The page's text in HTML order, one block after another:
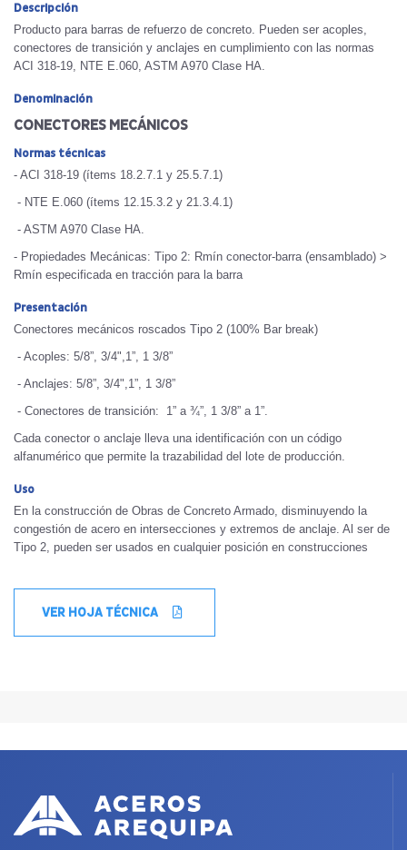
Descripción
Producto para barras de refuerzo de concreto. Pueden ser acoples,
conectores de transición y anclajes en cumplimiento con las normas
ACI 318-19, NTE E.060, ASTM A970 Clase HA.
Denominación
CONECTORES MECÁNICOS
Normas técnicas
- ACI 318-19 (ítems 18.2.7.1 y 25.5.7.1)
- NTE E.060 (ítems 12.15.3.2 y 21.3.4.1)
- ASTM A970 Clase HA.
- Propiedades Mecánicas: Tipo 2: Rmín conector-barra (ensamblado) >
Rmín especificada en tracción para la barra
Presentación
Conectores mecánicos roscados Tipo 2 (100% Bar break)
- Acoples: 5/8”, 3/4",1”, 1 3/8”
- Anclajes: 5/8”, 3/4",1”, 1 3/8”
- Conectores de transición: 1” a ¾”, 1 3/8” a 1”.
Cada conector o anclaje lleva una identificación con un código
alfanumérico que permite la trazabilidad del lote de producción.
Uso
En la construcción de Obras de Concreto Armado, disminuyendo la
congestión de acero en intersecciones y extremos de anclaje. Al ser de
Tipo 2, pueden ser usados en cualquier posición en construcciones
VER HOJA TÉCNICA